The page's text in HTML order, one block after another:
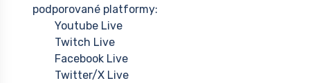
podporované platformy:
Youtube Live
Twitch Live
Facebook Live
Twitter/X Live